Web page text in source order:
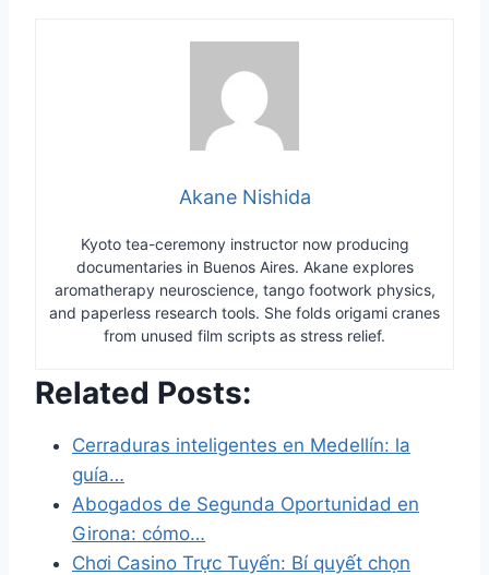
Akane Nishida
Kyoto tea-ceremony instructor now producing
documentaries in Buenos Aires. Akane explores
aromatherapy neuroscience, tango footwork physics,
and paperless research tools. She folds origami cranes
from unused film scripts as stress relief.
Related Posts:
Cerraduras inteligentes en Medellín: la
guía…
Abogados de Segunda Oportunidad en
Girona: cómo…
Chơi Casino Trực Tuyến: Bí quyết chọn